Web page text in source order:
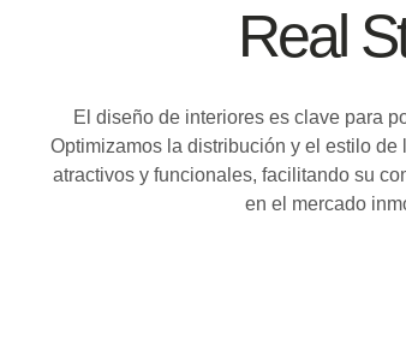
Real
El diseño de interiores es clave para
Optimizamos la distribución y el estilo
atractivos y funcionales, facilitando su
en el mercado